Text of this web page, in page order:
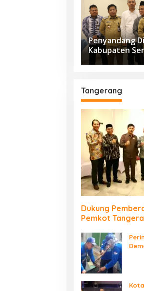
Penyandang
Kabupaten
Pelatihan
Tangerang
Dukung
Pemkot